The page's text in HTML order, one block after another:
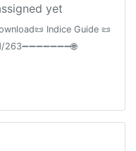
yet
Indice Guide 📜